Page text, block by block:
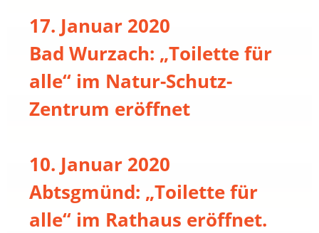
17. Januar 2020
Bad Wurzach: „Toilette für
alle“ im Natur-Schutz-
Zentrum eröffnet
10. Januar 2020
Abtsgmünd: „Toilette für
alle“ im Rathaus eröffnet.